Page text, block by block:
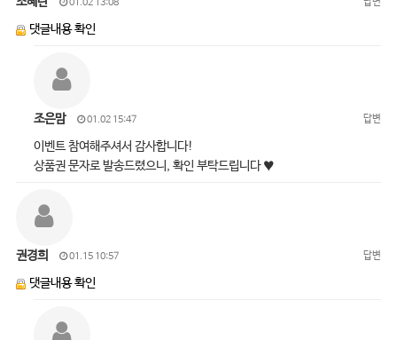
01.02 13:08
댓글내용 확인
조은맘 01.02 15:47 답변
이벤트 참여해주셔서 감사합니다!
상품권 문자로 발송드렸으니, 확인 부탁드립니다 ♥
권경희 01.15 10:57 답변
댓글내용 확인